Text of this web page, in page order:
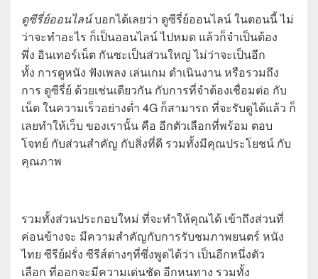
ดูซีรี่ย์ออนไลน์บอกได้เลยว่า ดูซีรี่ย์ออนไลน์ ในตอนนี้ ไม่
ว่าจะทำอะไร ก็เป็นออนไลน์ ไปหมด แล้วก็จำเป็นต้อง
พึ่ง อินเทอร์เน็ต กันซะเป็นส่วนใหญ่ ไม่ว่าจะเป็นอีก
ทั้ง การดูหนัง ฟังเพลง เล่นเกม ดำเนินงาน หรือรวมถึง
การ ดูซีรี่ย์ ด้วยเช่นเดียวกัน กับการที่จำต้องเชื่อมต่อ กับ
เน็ต ในความเร็วอย่างต่ำ 4G ก็สามารถ ที่จะรับดูได้แล้ว ก็
เลยทำให้เว็บ ของเรานั้น คือ อีกตัวเลือกที่พร้อม ตอบ
โจทย์ กับส่วนสำคัญ กับสิ่งที่ดี รวมทั้งมีคุณประโยชน์ กับ
คุณภาพ
รวมทั้งส่วนประกอบใหม่ ที่จะทำให้คุณได้ เข้าถึงส่วนที่
ค่อนข้างจะ มีความสำคัญกับการรับชมภาพยนตร์ หนัง
ไทย ซีรีย์ฝรั่ง ซีรีส์ต่างๆที่ซึ่งพูดได้ว่า เป็นอีกหนึ่งตัว
เลือก ที่ออกจะมีความเด่นชัด อีกหนทาง รวมทั้ง